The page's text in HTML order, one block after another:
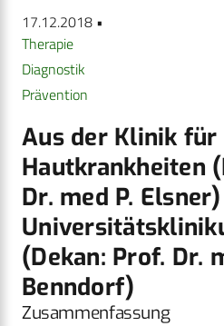
17.12.2018 •
Therapie
Diagnostik
Prävention
Aus der Klinik für
Hautkrankheiten
Dr. med P.
(Dekan: Prof. Dr.
Benndorf)
Zusammenfassung